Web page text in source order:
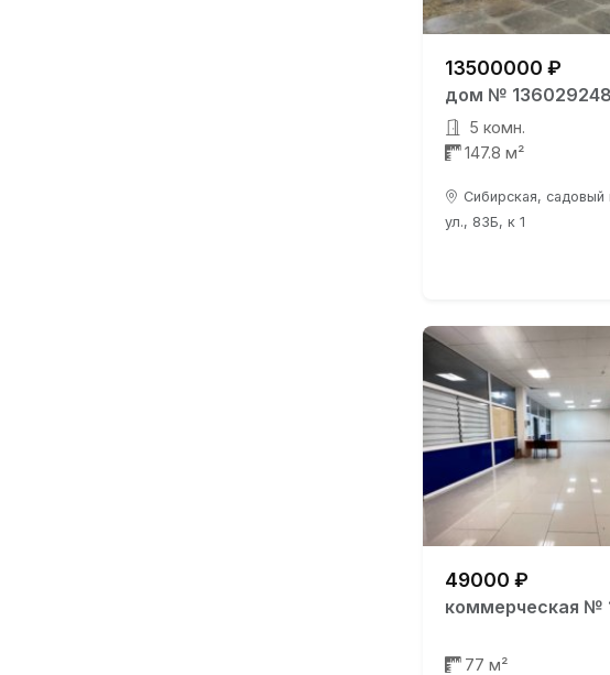
13500000 ₽
дом № 136029248
5 комн.
147.8 м²
Сибирская,
ул., 83Б, к 1
49000 ₽
коммерческая №
77 м²